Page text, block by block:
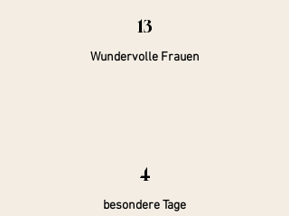
13
Wundervolle Frauen
4
besondere Tage